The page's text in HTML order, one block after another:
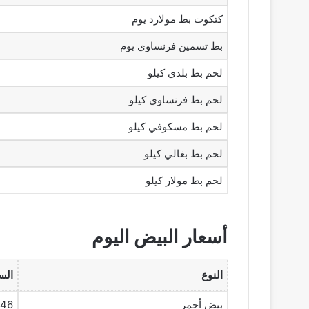
كتكوت بط مولارد يوم
بط تسمين فرنساوي يوم
لحم بط بلدي كيلو
لحم بط فرنساوي كيلو
لحم بط مسكوفي كيلو
لحم بط بغالي كيلو
لحم بط مولار كيلو
أسعار البيض اليوم
النوع
بيض أحمر 146